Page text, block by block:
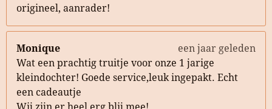
origineel, aanrader!
Monique
een jaar geleden
Wat een prachtig truitje voor onze 1 jarige
kleindochter! Goede service,leuk ingepakt. Echt
een cadeautje